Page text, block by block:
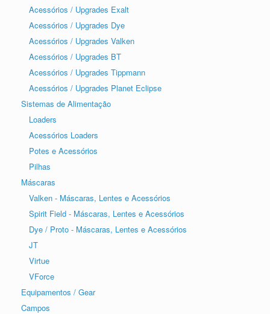
Acessórios / Upgrades Exalt
Acessórios / Upgrades Dye
Acessórios / Upgrades Valken
Acessórios / Upgrades BT
Acessórios / Upgrades Tippmann
Acessórios / Upgrades Planet Eclipse
Sistemas de Alimentação
Loaders
Acessórios Loaders
Potes e Acessórios
Pilhas
Máscaras
Valken - Máscaras, Lentes e Acessórios
Spirit Field - Máscaras, Lentes e Acessórios
Dye / Proto - Máscaras, Lentes e Acessórios
JT
Virtue
VForce
Equipamentos / Gear
Campos